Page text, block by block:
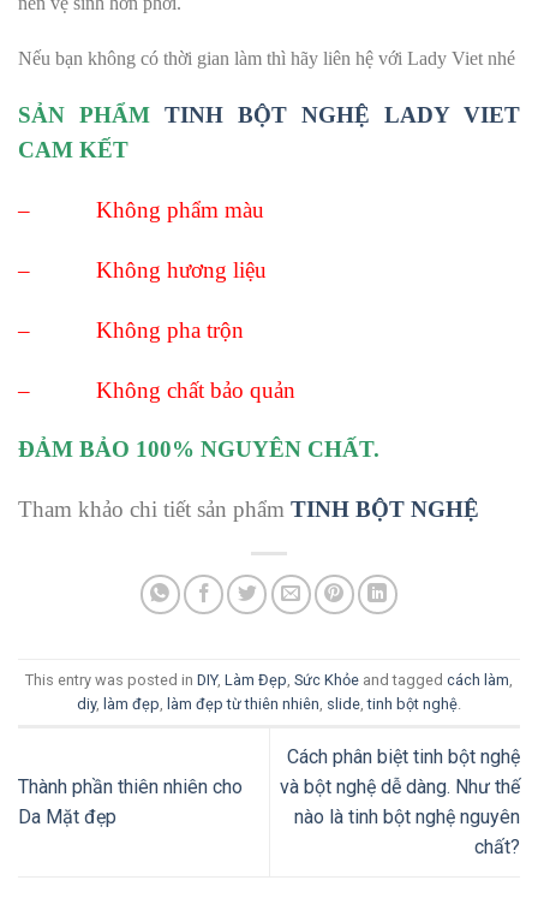
Nếu bạn không có thời gian làm thì hãy liên hệ với Lady Viet nhé
SẢN PHẨM TINH BỘT NGHỆ LADY VIET
CAM KẾT
– Không phẩm màu
– Không hương liệu
– Không pha trộn
– Không chất bảo quản
ĐẢM BẢO 100% NGUYÊN CHẤT.
Tham khảo chi tiết sản phẩm TINH BỘT NGHỆ
This entry was posted in DIY, Làm Đẹp Sức Khỏe and tagged cách làm
diy, làm đẹp làm đẹp từ thiên nhiên slide ,tinh bột nghệ
Thành phần thiên nhiên cho
Da Mặt đẹp
Cách phân biệt tinh bột nghệ
và bột nghệ dễ dàng. Như thế
nào là tinh bột nghệ nguyên
chất?